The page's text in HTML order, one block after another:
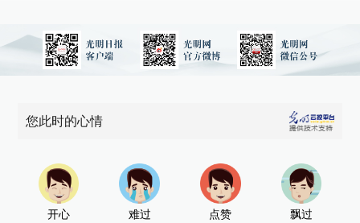
您此时的心情
开心 难过 点赞 飘过